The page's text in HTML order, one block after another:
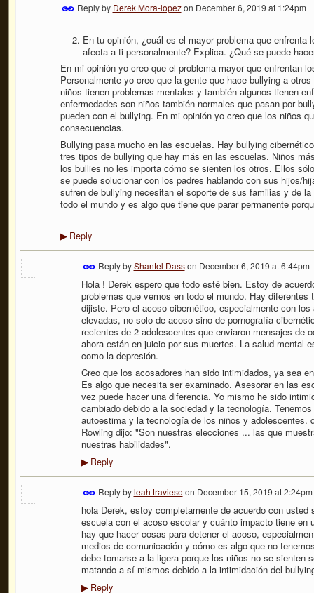
Reply by Derek Mora-lopezon December 6, 2019 at 1:24pm
En tu opinión, ¿cuál es el mayor problema que
afecta a ti personalmente? Explica. ¿Qué se puede
En mi opinión yo creo que el problema mayor que enfrentan
Personalmente yo creo que la gente que hace bullying a
niños tienen problemas mentales y también algunos tienen
enfermedades son niños también normales que pasan por
pueden con el bullying. En mi opinión yo creo que los niños
consecuencias.
Bullying pasa mucho en las escuelas. Hay bullying
tres tipos de bullying que hay más en las escuelas. Niños
los bullies no les importa cómo se sienten los otros. Ellos
se puede solucionar con los padres hablando con sus hijos/
sufren de bullying necesitan el soporte de sus familias y de
todo el mundo y es algo que tiene que parar permanente
▶Reply
Reply byShantel Dasson December 6, 2019 at 6:44pm
Hola ! Derek espero que todo esté bien. Estoy de
problemas que vemos en todo el mundo. Hay
dijiste. Pero el acoso cibernético, especialmente con
elevadas, no solo de acoso sino de pornografía
recientes de 2 adolescentes que enviaron mensajes de
ahora están en juicio por sus muertes. La salud mental
como la depresión.
Creo que los acosadores han sido intimidados, ya sea
Es algo que necesita ser examinado. Asesorar en las
vez puede hacer una diferencia. Yo mismo he sido
cambiado debido a la sociedad y la tecnología.
autoestima y la tecnología de los niños y adolescentes.
Rowling dijo: "Son nuestras elecciones ... las que
nuestras habilidades".
▶Reply
Reply byleah travieso on December 15, 2019 at 2:24pm
hola Derek, estoy completamente de acuerdo con
escuela con el acoso escolar y cuánto impacto tiene
hay que hacer cosas para detener el acoso,
medios de comunicación y cómo es algo que no
debe tomarse a la ligera porque los niños no se sienten
matando a sí mismos debido a la intimidación del
▶Reply